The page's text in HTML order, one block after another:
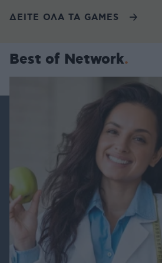
ΔΕΙΤΕ ΟΛΑ ΤΑ GAMES
Best of Network